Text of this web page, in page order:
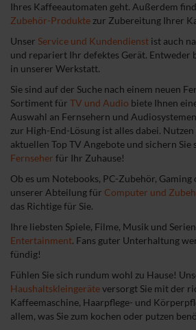
Ihres Kaffeeautomaten geht. Außerdem
Zubehör-Produkte zur Zubereitung Ihrer
Unser Service und Kundendienst ist auch
und repariert Ihr defektes Gerät. Entweder
in unserer Werkstatt.
Sie sind auf der Suche nach einem neuen
Sortiment für TV und Audio biete Ihnen
Auswahl an Fernsehern und
zur High-End-Lösung ist alles dabei.
aktuellen Top TV Angebote und sichern Sie
Fernseher für Ihr Zuhause!
Ob es um Notebooks, PC-Zubehör,
unserer Abteilung für Computer und
das Richtige für Sie.
Ihre liebsten Spiele, Filme, Musik und
Entertainment. Fans guter Unterhaltung
fündig!
Fühlen Sie sich rundum wohl zu Hause!
Haushaltskleingeräteversorgt Sie mit der
Kaffeemaschine, Haarpflege- und
allem, was Sie zum kochen oder putzen